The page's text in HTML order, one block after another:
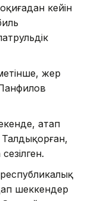
кейін
жер
Панфилов
атап
шеккендер